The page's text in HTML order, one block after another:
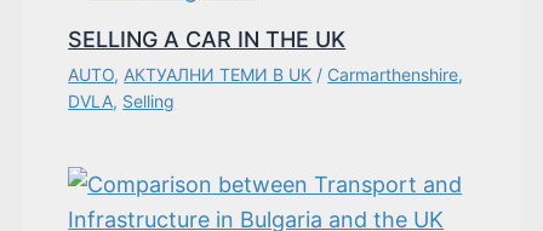
SELLING A CAR IN THE UK
AUTO, АКТУАЛНИ ТЕМИ В UK / Carmarthenshire,
DVLA, Selling